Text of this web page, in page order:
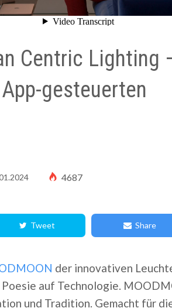
Centric Lighting
gesteuerten
4687
Tweet Share
der innovativen
auf Technologie.
und Tradition. Gemacht für